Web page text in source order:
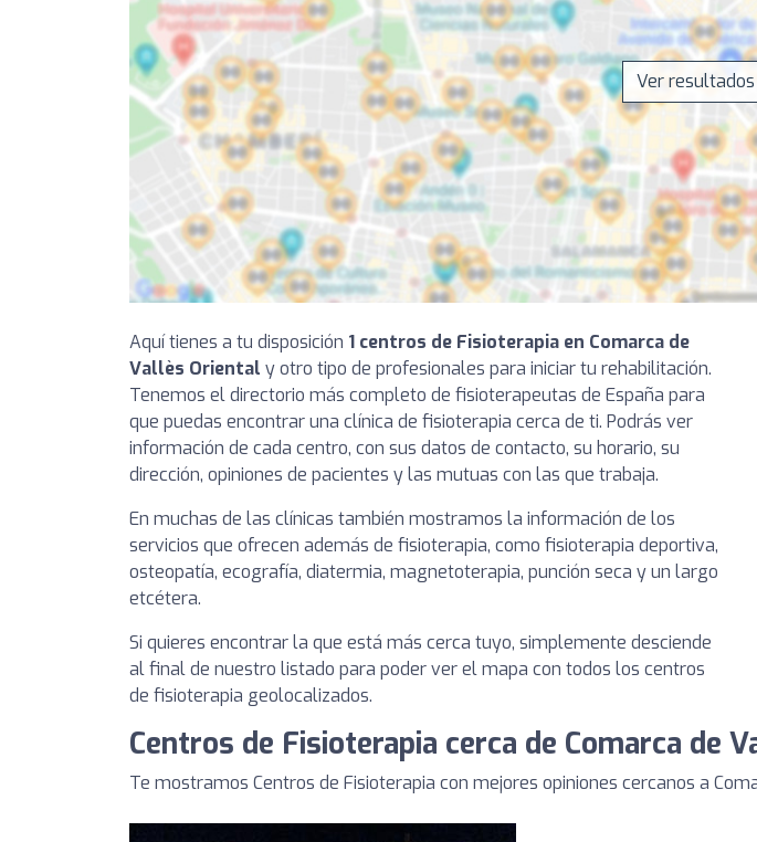
Ver
Aquí tienes a tu disposición 1 centros de Fisioterapia en Comarca de
Vallès Oriental y otro tipo de profesionales para iniciar tu rehabilitación.
Tenemos el directorio más completo de fisioterapeutas de España para
que puedas encontrar una clínica de fisioterapia cerca de ti. Podrás ver
información de cada centro, con sus datos de contacto, su horario, su
dirección, opiniones de pacientes y las mutuas con las que trabaja.
En muchas de las clínicas también mostramos la información de los
servicios que ofrecen además de fisioterapia, como fisioterapia deportiva,
osteopatía, ecografía, diatermia, magnetoterapia, punción seca y un largo
etcétera.
Si quieres encontrar la que está más cerca tuyo, simplemente desciende
al final de nuestro listado para poder ver el mapa con todos los centros
de fisioterapia geolocalizados.
Centros de Fisioterapia cerca de Comarca de
Te mostramos Centros de Fisioterapia con mejores opiniones cercanos a